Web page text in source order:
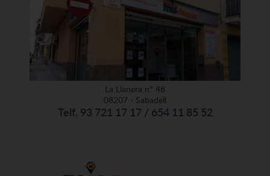
La Llanera nº 48
08207 - Sabadell
Telf. 93 721 17 17 / 654 11 85 52